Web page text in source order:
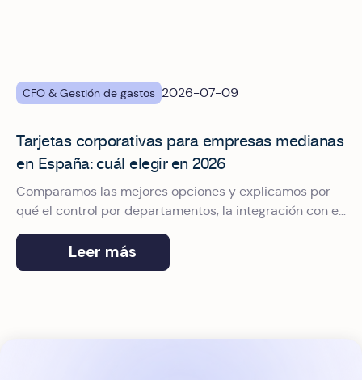
CFO & Gestión de gastos 2026-07-09
Tarjetas corporativas para empresas medianas
en España: cuál elegir en 2026
Comparamos las mejores opciones y explicamos por
qué el control por departamentos, la integración con el
ERP y el pago con Apple Pay marcan la diferencia.
Leer más